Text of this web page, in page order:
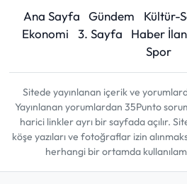
Ana Sayfa Gündem Kültür-
Ekonomi
3. Sayfa Haber İlan
Spor
Sitede yayınlanan içerik ve
Yayınlanan yorumlardan 35Punto
harici linkler ayrı bir sayfada açılır.
köşe yazıları ve fotoğraflar izin
herhangi bir ortamda